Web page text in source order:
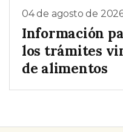
04 de agosto de
Información
los trámites
de alimentos